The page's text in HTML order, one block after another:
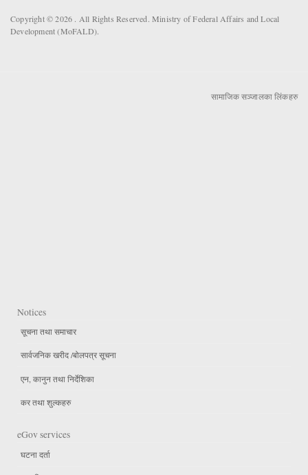
Copyright © 2026 . All Rights Reserved. Ministry of Federal Affairs and Local
Development (MoFALD).
सामाजिक सञ्जालका लिंकहरु
Notices
सूचना तथा समाचार
सार्वजनिक खरीद /बोलपत्र सूचना
एन, कानुन तथा निर्देशिका
कर तथा शुल्कहरु
eGov services
घटना दर्ता